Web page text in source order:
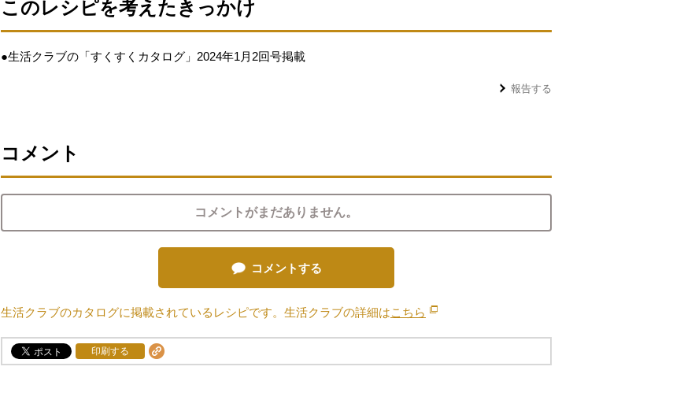
このレシピを考えたきっかけ
●生活クラブの「すくすくカタログ」2024年1月2回号掲載
報告する
コメント
コメントがまだありません。
コメントする
生活クラブのカタログに掲載されているレシピです。生活クラブの詳細はこちら 別のウィンドウで開きます。
印刷する